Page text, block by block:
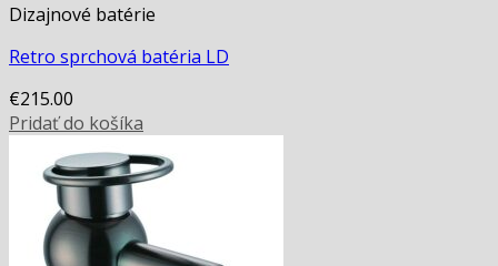
Dizajnové batérie
Retro sprchová batéria LD
€215.00
Pridať do košíka